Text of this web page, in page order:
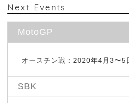
Next Events
MotoGP
オースチン戦：2020年4月3〜
SBK